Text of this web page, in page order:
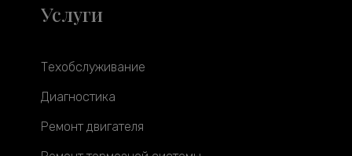
Услуги
Техобслуживание
Диагностика
Ремонт двигателя